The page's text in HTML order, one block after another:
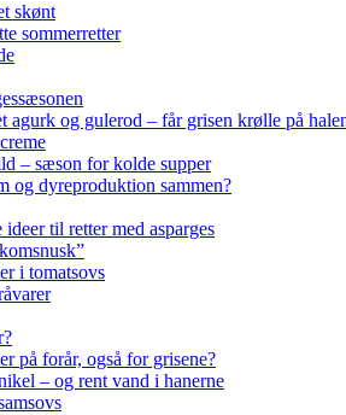
skønt
sommerretter
agurk og gulerod – får grisen krølle på
– sæson for kolde supper
og dyreproduktion sammen?
til retter med asparges
i tomatsovs
på forår, også for grisene?
– og rent vand i hanerne